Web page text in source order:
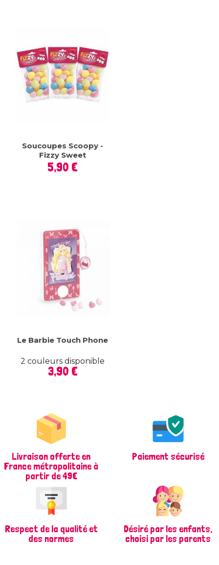
Soucoupes Scoopy -
Fizzy Sweet
Prix
5,90 €
Le Barbie Touch Phone
2 couleurs disponible
Prix
3,90 €
Livraison offerte en
France métropolitaine à
partir de 49€
Paiement sécurisé
Respect de la qualité et
des normes
Désiré par les enfants,
choisi par les parents